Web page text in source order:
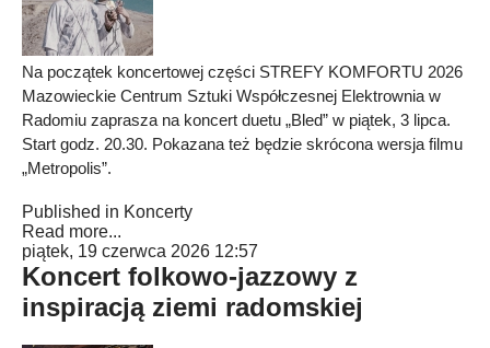
Na początek koncertowej części STREFY KOMFORTU 2026
Mazowieckie Centrum Sztuki Współczesnej Elektrownia w
Radomiu zaprasza na koncert duetu „Bled” w piątek, 3 lipca.
Start godz. 20.30. Pokazana też będzie skrócona wersja filmu
„Metropolis”.
Published in Koncerty
Read more...
piątek, 19 czerwca 2026 12:57
Koncert folkowo-jazzowy z
inspiracją ziemi radomskiej